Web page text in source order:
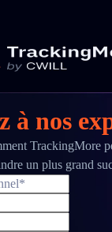
à nos
TrackingMore
un plus grand